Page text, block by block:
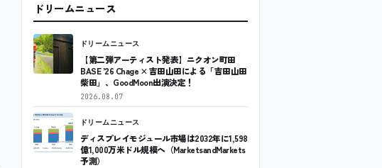
ドリームニュース
ドリームニュース
【第二弾アーティスト発表】ニクオン町田
BASE ’26 Chage × 吉田山田による「吉田山田
柴田」、GoodMoon出演決定！
2026.08.07
ドリームニュース
ディスプレイモジュール市場は2032年に1,598
億1,000万米ドル規模へ（MarketsandMarkets
予測）